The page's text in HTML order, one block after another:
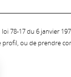
78-17 du 6 janvier
ou de prendre